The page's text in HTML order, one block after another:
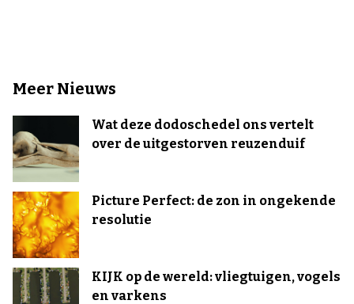
Meer Nieuws
Wat deze dodoschedel ons vertelt
over de uitgestorven reuzenduif
Picture Perfect: de zon in ongekende
resolutie
KIJK op de wereld: vliegtuigen, vogels
en varkens